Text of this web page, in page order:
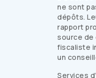
ne sont
dépôts.
rapport
source de
fiscaliste
un
Services